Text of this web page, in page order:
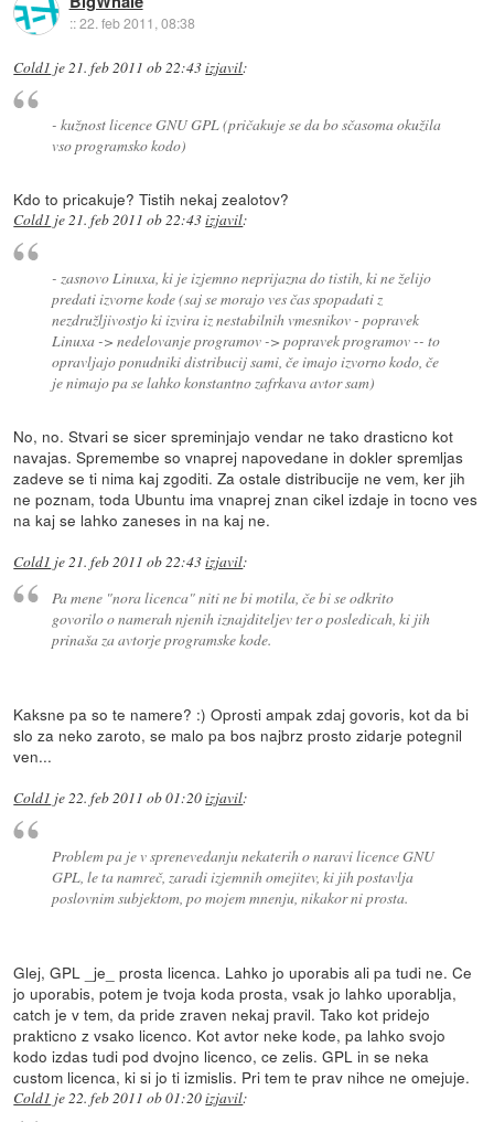
::22. feb 2011, 08:38
Cold1 je21. feb 2011 ob 22:43izjavil:
- kužnost licence GNU GPL (pričakuje se da bo sčasoma okužila
vso programsko kodo)
Kdo to pricakuje? Tistih nekaj zealotov?
Cold1 je21. feb 2011 ob 22:43izjavil:
- zasnovo Linuxa, ki je izjemno neprijazna do tistih, ki ne želijo
predati izvorne kode (saj se morajo ves čas spopadati z
nezdružljivostjo ki izvira iz nestabilnih vmesnikov - popravek
Linuxa -> nedelovanje programov -> popravek programov -- to
opravljajo ponudniki distribucij sami, če imajo izvorno kodo, če
je nimajo pa se lahko konstantno zafrkava avtor sam)
No, no. Stvari se sicer spreminjajo vendar ne tako drasticno kot
navajas. Spremembe so vnaprej napovedane in dokler spremljas
zadeve se ti nima kaj zgoditi. Za ostale distribucije ne vem, ker jih
ne poznam, toda Ubuntu ima vnaprej znan cikel izdaje in tocno ves
na kaj se lahko zaneses in na kaj ne.
Cold1 je21. feb 2011 ob 22:43izjavil:
Pa mene "nora licenca" niti ne bi motila, če bi se odkrito
govorilo o namerah njenih iznajditeljev ter o posledicah, ki jih
prinaša za avtorje programske kode.
Kaksne pa so te namere? :) Oprosti ampak zdaj govoris, kot da bi
slo za neko zaroto, se malo pa bos najbrz prosto zidarje potegnil
ven...
Cold1 je22. feb 2011 ob 01:20izjavil:
Problem pa je v sprenevedanju nekaterih o naravi licence GNU
GPL, le ta namreč, zaradi izjemnih omejitev, ki jih postavlja
poslovnim subjektom, po mojem mnenju, nikakor ni prosta.
Glej, GPL _je_ prosta licenca. Lahko jo uporabis ali pa tudi ne. Ce
jo uporabis, potem je tvoja koda prosta, vsak jo lahko uporablja,
catch je v tem, da pride zraven nekaj pravil. Tako kot pridejo
prakticno z vsako licenco. Kot avtor neke kode, pa lahko svojo
kodo izdas tudi pod dvojno licenco, ce zelis. GPL in se neka
custom licenca, ki si jo ti izmislis. Pri tem te prav nihce ne omejuje.
Cold1 je22. feb 2011 ob 01:20izjavil: